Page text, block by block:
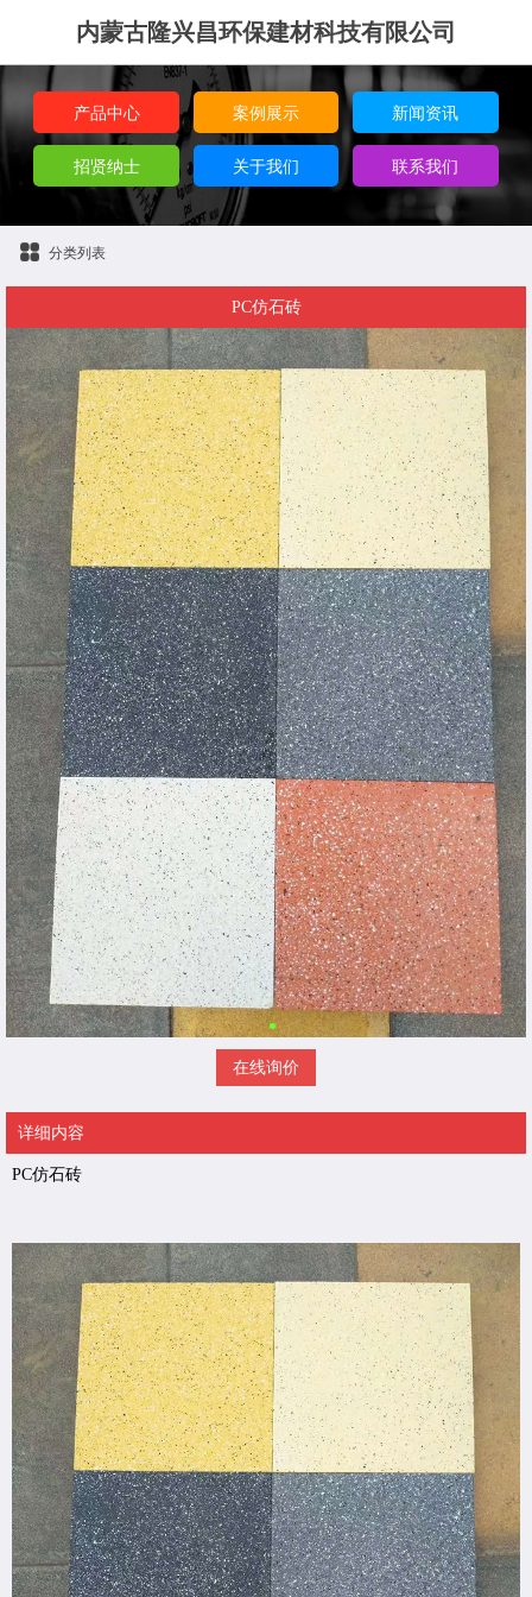
内蒙古隆兴昌环保建材科技有限公司
产品中心 案例展示 新闻资讯
招贤纳士 关于我们 联系我们
分类列表
PC仿石砖
在线询价
详细内容
PC仿石砖